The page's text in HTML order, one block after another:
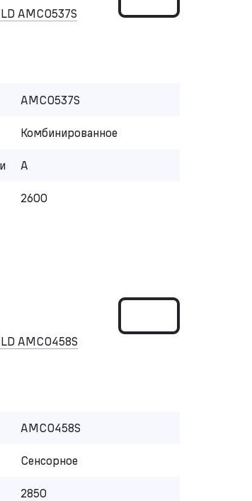
AMCO537S
AMCO537S
Комбинированное
A
2600
AMCO458S
AMCO458S
Сенсорное
2850